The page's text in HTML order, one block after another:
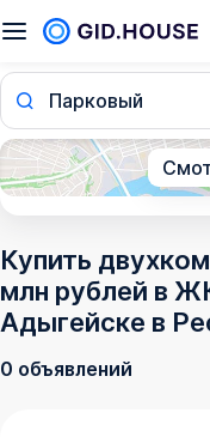
Парковый
Купить
млн рублей в
Адыгейске в
0 объявлений